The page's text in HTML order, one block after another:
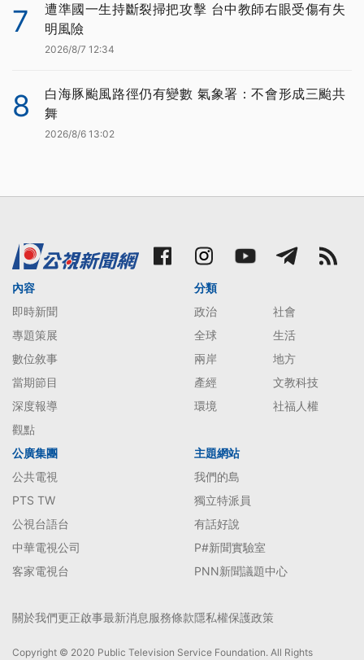
7
遭準國一生持斷裂掃把攻擊 台中教師右眼受傷有失
明風險
2026/8/7 12:34
8
白海豚颱風路徑仍有變數 氣象署：不會形成三颱共
舞
2026/8/6 13:02
內容
即時新聞
專題策展
數位敘事
當期節目
深度報導
觀點
分類
政治
社會
全球
生活
兩岸
地方
產經
文教科技
環境
社福人權
公廣集團
公共電視
PTS TW
公視台語台
中華電視公司
客家電視台
主題網站
我們的島
獨立特派員
有話好說
P#新聞實驗室
PNN新聞議題中心
關於我們更正啟事最新消息服務條款隱私權保護政策
Copyright © 2020 Public Television Service Foundation. All Rights